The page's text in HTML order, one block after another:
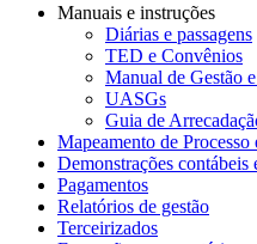
Manuais e instruções
Diárias e passagens
TED e Convênios
Manual de Gestão
UASGs
Guia de
Mapeamento de Processo
Demonstrações contábeis
Pagamentos
Relatórios de gestão
Terceirizados